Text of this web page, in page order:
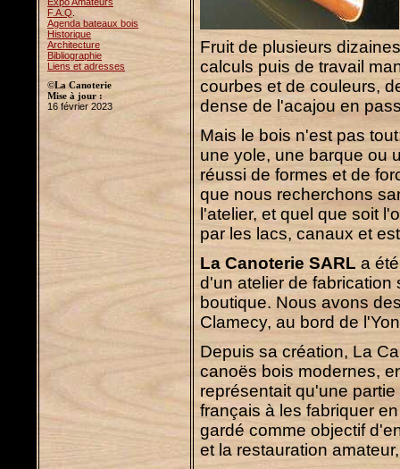
F.A.Q
Agenda bateaux bois
Historique
Architecture
Bibliographie
Liens et adresses
©La Canoterie
Mise à jour :
16 février 2023
Fruit de plusieurs
calculs puis de travail
courbes et de couleurs,
dense de l'acajou en
Mais le bois n'est pas
une yole, une barque ou
réussi de formes et de
que nous recherchons
l'atelier, et quel que soit
par les lacs, canaux et
La Canoterie SARL a
d'un atelier de
boutique. Nous avons
Clamecy, au bord de
Depuis sa création, La
canoës bois modernes,
représentait qu'une
français à les fabriquer
gardé comme objectif
et la restauration